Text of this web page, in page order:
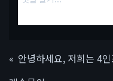
« 안녕하세요, 저희는 4